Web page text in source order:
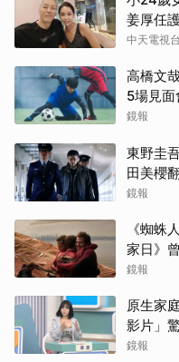
姜厚任
中天電視台
高橋文
5場見
鏡報
東野圭
田美櫻
鏡報
《蜘蛛
家日》
鏡報
原生家
影片」
2000多
鏡報